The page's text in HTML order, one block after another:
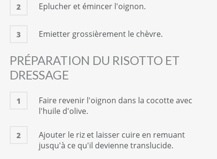
2 Eplucher et émincer l'oignon.
3 Emietter grossièrement le chèvre.
PRÉPARATION DU RISOTTO ET
DRESSAGE
1
Faire revenir l'oignon dans la cocotte avec
l'huile d'olive.
2
Ajouter le riz et laisser cuire en remuant
jusqu'à ce qu'il devienne translucide.